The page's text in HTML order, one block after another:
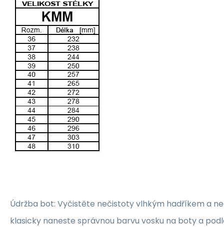
Údržba bot: Vyčistěte nečistoty vlhkým hadříkem a
klasicky naneste správnou barvu vosku na boty a